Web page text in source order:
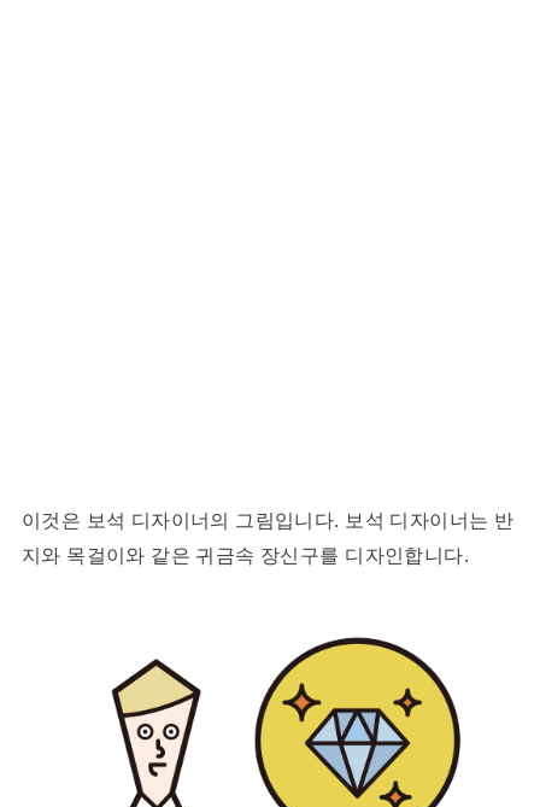
이것은 보석 디자이너의 그림입니다. 보석 디자이너는 반
지와 목걸이와 같은 귀금속 장신구를 디자인합니다.